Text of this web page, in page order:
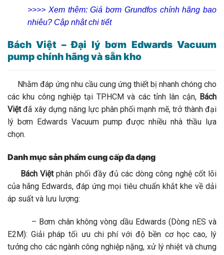
>>>> Xem thêm: Giá bơm Grundfos chính hãng bao
nhiêu? Cập nhật chi tiết
Bách Việt – Đại lý bơm Edwards Vacuum
pump chính hãng và sẵn kho
Nhằm đáp ứng nhu cầu cung ứng thiết bị nhanh chóng cho
các khu công nghiệp tại TP.HCM và các tỉnh lân cận, Bách
Việtđã xây dựng năng lực phân phối mạnh mẽ, trở thành đại
lý bơm Edwards Vacuum pump được nhiều nhà thầu lựa
chọn.
Danh mục sản phẩm cung cấp đa dạng
Bách Việtphân phối đầy đủ các dòng công nghệ cốt lõi
của hãng Edwards, đáp ứng mọi tiêu chuẩn khắt khe về dải
áp suất và lưu lượng:
– Bơm chân không vòng dầu Edwards (Dòng nES và
E2M): Giải pháp tối ưu chi phí với độ bền cơ học cao, lý
tưởng cho các ngành công nghiệp nặng, xử lý nhiệt và chưng